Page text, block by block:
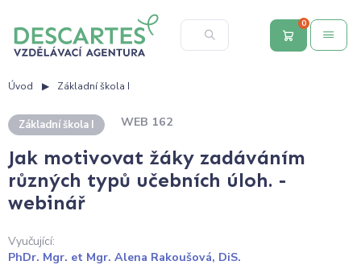
0
Úvod Základní škola I
Základní škola I WEB 162
Jak motivovat žáky zadáváním
různých typů učebních úloh. -
webinář
Vyučující:
PhDr. Mgr. et Mgr. Alena Rakoušová, DiS.